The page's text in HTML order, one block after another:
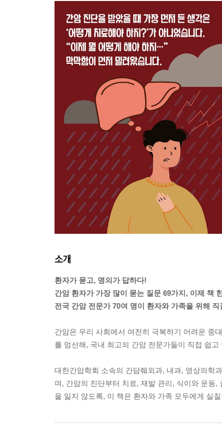
소개
환자가 묻고, 명의가 답하다!
간암 환자가 가장 많이 묻는 질문 69가지, 이제 책
전국 간암 전문가 70여 명이 환자와 가족을 위해
간암은 우리 사회에서 여전히 극복하기 어려운 중
를 엄선해, 국내 최고의 간암 전문가들이 직접 쉽
대한간암학회 소속의 간담췌외과, 내과, 영상의학
며, 간암의 진단부터 치료, 재발 관리, 식이와 운동
을 잃지 않도록, 이 책은 환자와 가족 모두에게 실